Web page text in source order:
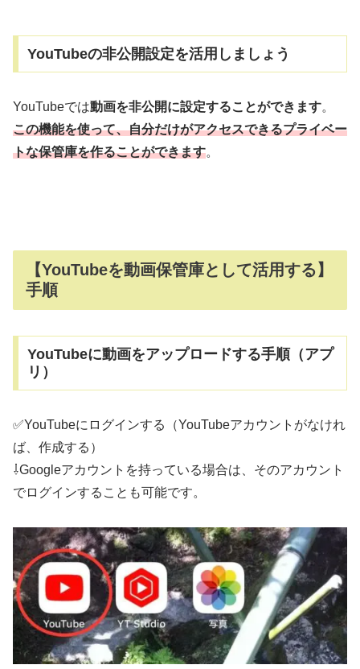
YouTubeの非公開設定を活用しましょう
YouTubeでは動画を非公開に設定することができます。
この機能を使って、自分だけがアクセスできるプライベー
トな保管庫を作ることができます。
【YouTubeを動画保管庫として活用する】
手順
YouTubeに動画をアップロードする手順（アプ
リ）
✅YouTubeにログインする（YouTubeアカウントがなけれ
ば、作成する）
⇩Googleアカウントを持っている場合は、そのアカウント
でログインすることも可能です。